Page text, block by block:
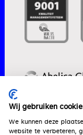
Wij gebruiken
We kunnen deze
website te verbeteren,